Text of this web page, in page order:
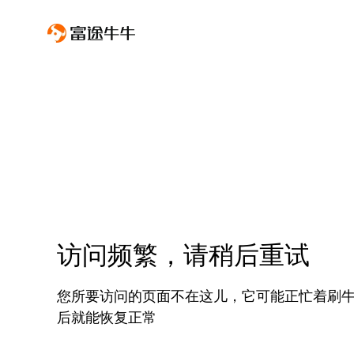
访问频繁，请稍后重试
您所要访问的页面不在这儿，它可能正忙着刷
后就能恢复正常